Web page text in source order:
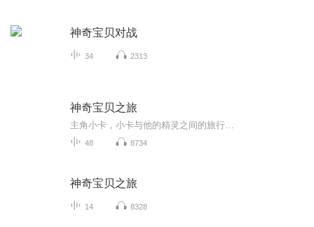
神奇宝贝对战
34 2313
神奇宝贝之旅
主角小卡，小卡与他的精灵之间的旅行…
48 8734
神奇宝贝之旅
14 8328